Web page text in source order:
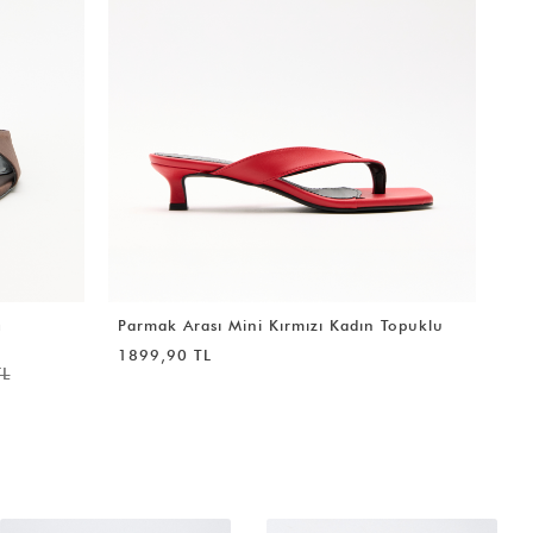
İnce Çapraz Bant Detaylı Siyah Kadın